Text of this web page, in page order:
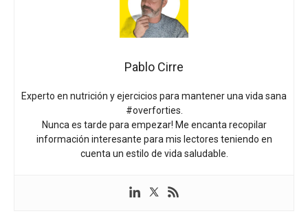
Pablo Cirre
Experto en nutrición y ejercicios para mantener una vida sana
#overforties.
Nunca es tarde para empezar! Me encanta recopilar
información interesante para mis lectores teniendo en
cuenta un estilo de vida saludable.